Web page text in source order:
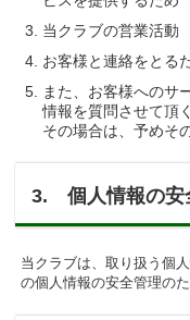
当クラブの営業活動
お客様と連絡をとる
また、お客様へのサ
情報を質問させて頂
その場合は、予めそ
3. 個人情報の安
当クラブは、取り扱う個
の個人情報の安全管理の